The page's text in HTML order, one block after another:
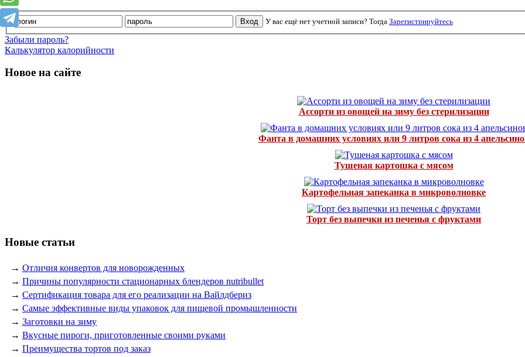
У вас ещё нет учетной записи? Тогда Зарегистрируйтесь
Забыли пароль?
Калькулятор калорийности
Новое на сайте
Ассорти из овощей на зиму без стерилизации
Фанта в домашних условиях или 9 литров сока из 4
Тушеная картошка с мясом
Картофельная запеканка в микроволновке
Торт без выпечки из печенья с фруктами
Новые статьи
→ Отличия конвертов для новорожденных
→ Причины популярности стационарных блендеров nutribullet
→ Сертификация товара для его реализации на Вайлдбериз
→ Самые эффективные виды упаковок для пищевой промышленности
→ Заготовки на зиму
→ Вкусные пироги, приготовленные своими руками
→ Преимущества тортов под заказ